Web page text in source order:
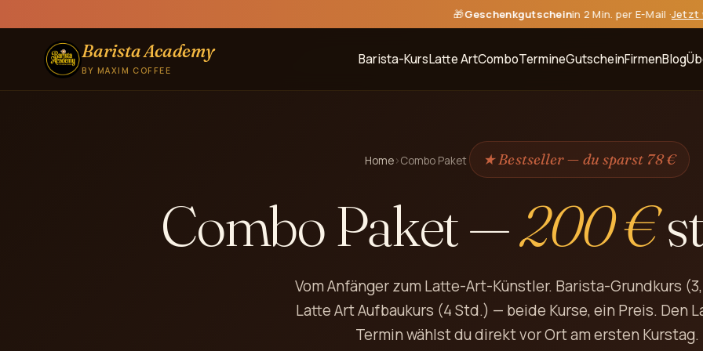
Geschenkgutscheinin 2 Min. per E-Mail ·Jetzt
Barista Academy
BY MAXIM COFFEE
Barista-KursLatte ArtComboTermineGutscheinFirmenBlog
Home›Combo Paket ★ Bestseller — du sparst 78 €
Combo Paket —200 €
Vom Anfänger zum Latte-Art-Künstler. Barista-Grundkurs
Latte Art Aufbaukurs (4 Std.) — beide Kurse, ein Preis. Den
Termin wählst du direkt vor Ort am ersten Kurstag.